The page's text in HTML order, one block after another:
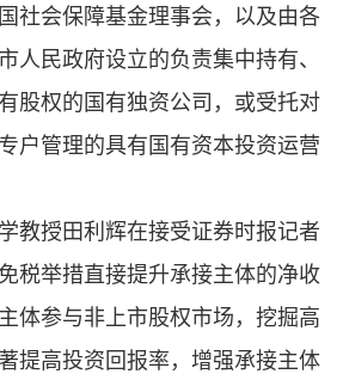
社会保障基金理事会，以及由各
人民政府设立的负责集中持有、
股权的国有独资公司，或受托对
户管理的具有国有资本投资运营
教授田利辉在接受证券时报记者
税举措直接提升承接主体的净收
体参与非上市股权市场，挖掘高
提高投资回报率，增强承接主体